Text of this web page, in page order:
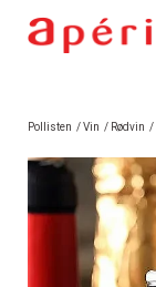
Pollisten /Vin / Rødvin /